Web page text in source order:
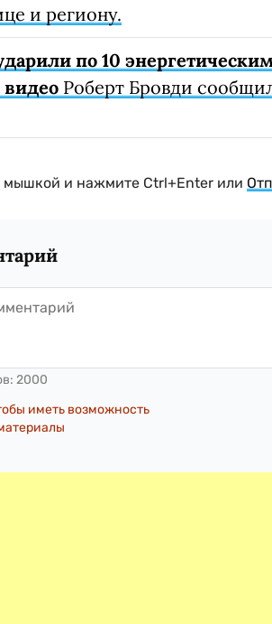
и региону.
по 10
видео Роберт Бровди
мышкой и нажмите Ctrl+Enter или
2000
иметь возможность